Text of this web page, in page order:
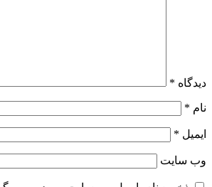
دیدگاه *
نام *
ایمیل *
وب‌ سایت